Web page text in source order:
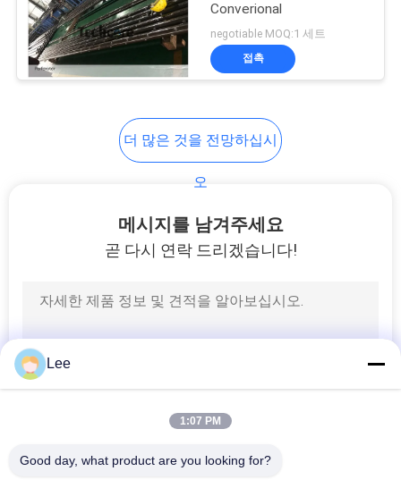
유정 기공
코일 배관 공구
Converional
negotiable MOQ:1 세트
접촉
더 많은 것을 전망하십시
오
메시지를 남겨주세요
곧 다시 연락 드리겠습니다!
Lee
1:07 PM
Good day, what product are you looking for?